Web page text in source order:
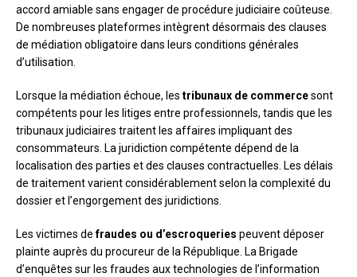
accord amiable sans engager de procédure judiciaire coûteuse.
De nombreuses plateformes intègrent désormais des clauses
de médiation obligatoire dans leurs conditions générales
d’utilisation.
Lorsque la médiation échoue, les tribunaux de commercesont
compétents pour les litiges entre professionnels, tandis que les
tribunaux judiciaires traitent les affaires impliquant des
consommateurs. La juridiction compétente dépend de la
localisation des parties et des clauses contractuelles. Les délais
de traitement varient considérablement selon la complexité du
dossier et l’engorgement des juridictions.
Les victimes defraudes ou d’escroqueries peuvent déposer
plainte auprès du procureur de la République. La Brigade
d’enquêtes sur les fraudes aux technologies de l’information